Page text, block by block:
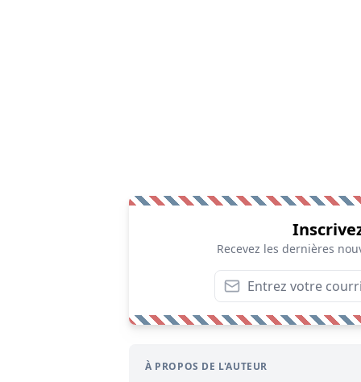
Recevez les dernières
À PROPOS DE L'AUTEUR